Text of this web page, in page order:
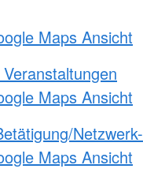
Maps Ansicht
Maps Ansicht
Netzwerk-
Maps Ansicht